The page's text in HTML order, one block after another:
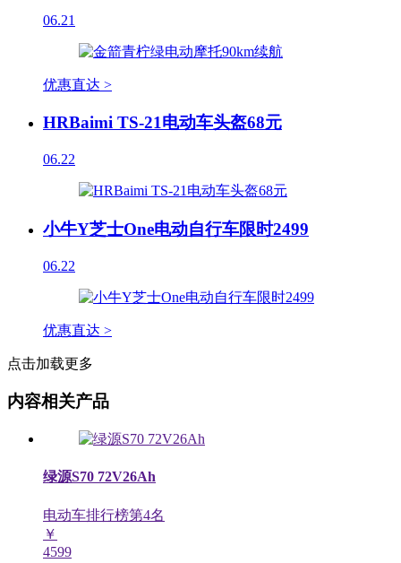
06.21
优惠直达 >
HRBaimi TS-21电动车头盔68元
06.22
小牛Y芝士One电动自行车限时2499
06.22
优惠直达 >
点击加载更多
内容相关产品
绿源S70 72V26Ah
电动车排行榜第4名
￥
4599